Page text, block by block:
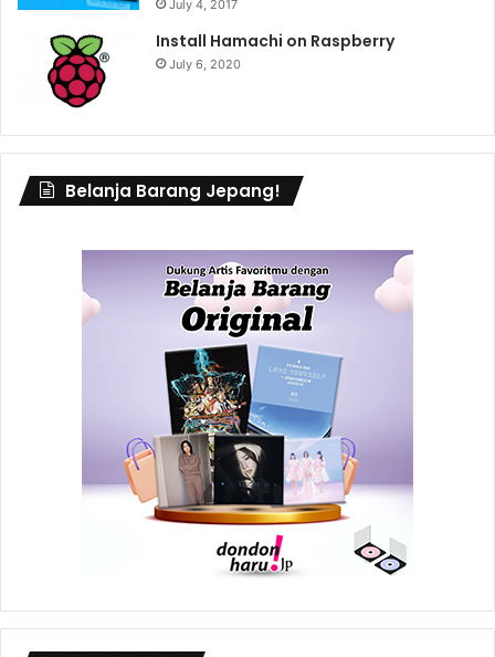
July 4, 2017
Install Hamachi on Raspberry
July 6, 2020
Belanja Barang Jepang!